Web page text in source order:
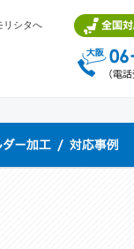
リシタへ